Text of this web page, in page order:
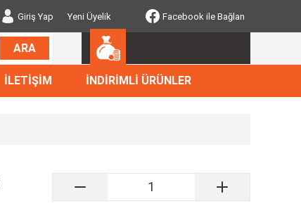
Giriş Yap Yeni Üyelik Facebook ile Bağlan
ARA
İLETİŞİM İNDİRİMLİ ÜRÜNLER